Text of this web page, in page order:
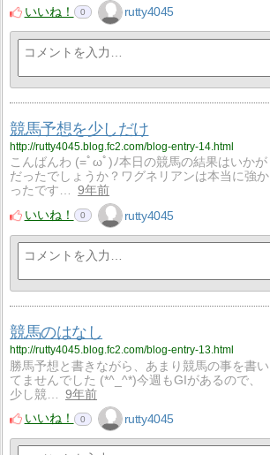
いいね！
0 rutty4045
競馬予想を少しだけ
http://rutty4045.blog.fc2.com/blog-entry-14.html
こんばんわ (=ﾟωﾟ)ﾉ本日の競馬の結果はいかが
だったでしょうか？ワグネリアンは本当に強か
ったです…
9年前
いいね！
0 rutty4045
競馬のはなし
http://rutty4045.blog.fc2.com/blog-entry-13.html
勝馬予想と書きながら、あまり競馬の事を書い
てませんでした (*^_^*)今週もGIがあるので、
少し競…
9年前
いいね！
0 rutty4045